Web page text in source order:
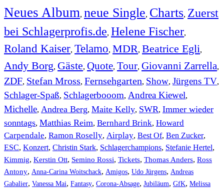
Neues Album, neue Single, Charts, Zuerst
bei Schlagerprofis.de, Helene Fischer,
Roland Kaiser, Telamo, MDR, Beatrice Egli,
Andy Borg, Gäste, Quote, Tour, Giovanni Zarrella,
ZDF, Stefan Mross, Fernsehgarten, Show, Jürgens TV,
Schlager-Spaß, Schlagerbooom, Andrea Kiewel,
Michelle, Andrea Berg, Maite Kelly, SWR, Immer wieder
sonntags, Matthias Reim, Bernhard Brink, Howard
Carpendale, Ramon Roselly, Airplay, Best Of, Ben Zucker,
ESC, Konzert, Christin Stark, Schlagerchampions, Stefanie Hertel,
Kimmig, Kerstin Ott, Semino Rossi, Tickets, Thomas Anders, Ross
Antony, Anna-Carina Woitschack, Amigos, Udo Jürgens, Andreas
Gabalier, Vanessa Mai, Fantasy, Corona-Absage, Jubiläum, GfK, Melissa